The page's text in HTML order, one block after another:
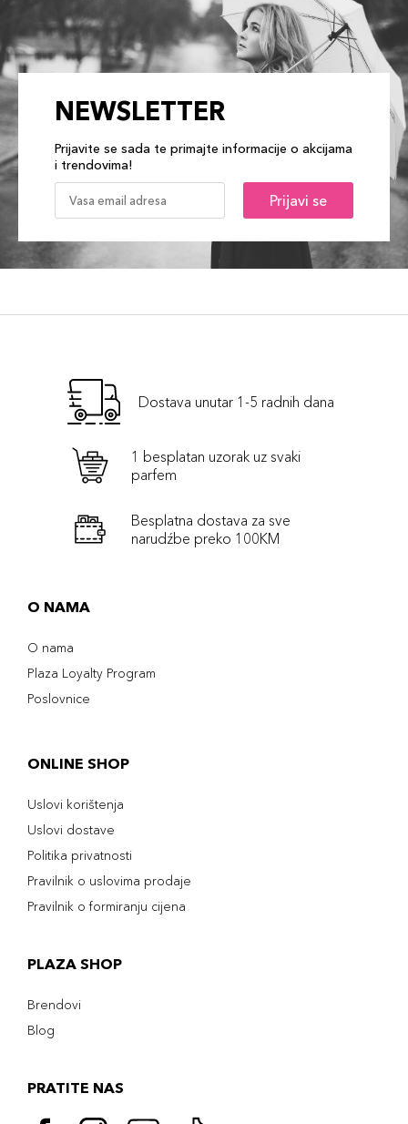
NEWSLETTER
Prijavite se sada te primajte informacije o akcijama
i trendovima!
Prijavi se
Dostava unutar 1-5 radnih dana
1 besplatan uzorak uz svaki
parfem
Besplatna dostava za sve
narudźbe preko 100KM
O NAMA
O nama
Plaza Loyalty Program
Poslovnice
ONLINE SHOP
Uslovi korištenja
Uslovi dostave
Politika privatnosti
Pravilnik o uslovima prodaje
Pravilnik o formiranju cijena
PLAZA SHOP
Brendovi
Blog
PRATITE NAS